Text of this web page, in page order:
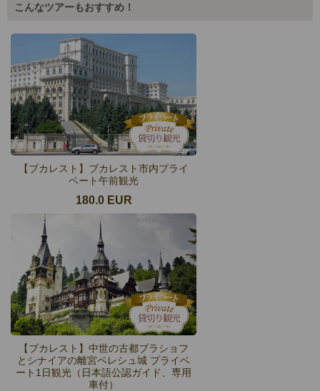
こんなツアーもおすすめ！
【ブカレスト】ブカレスト市内プライ
ベート午前観光
180.0 EUR
【ブカレスト】中世の古都ブラショフ
とシナイアの離宮ペレシュ城 プライベ
ート1日観光（日本語公認ガイド、専用
車付）